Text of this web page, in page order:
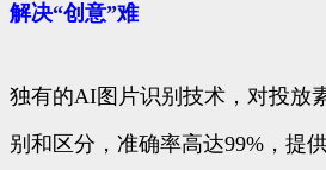
解决“创意”难
独有的AI图片识别技术，对投放
别和区分，准确率高达99%，提